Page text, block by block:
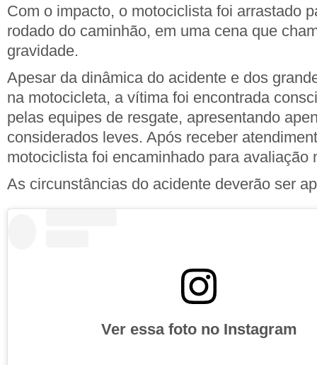
Com o impacto, o motociclista foi arrastado
rodado do caminhão, em uma cena que
gravidade.
Apesar da dinâmica do acidente e dos
na motocicleta, a vítima foi encontrada
pelas equipes de resgate, apresentando
considerados leves. Após receber
motociclista foi encaminhado para avaliação
As circunstâncias do acidente deverão ser
Ver essa foto no Instagram